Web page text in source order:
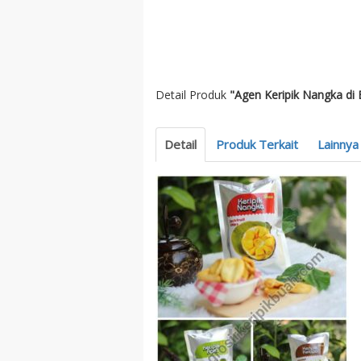
Detail Produk "Agen Keripik Nangka di
Detail Produk Terkait Lainnya